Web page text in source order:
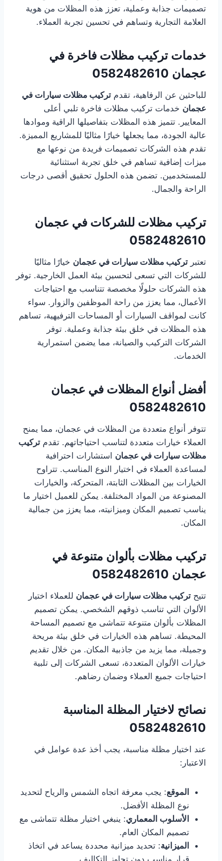
تصميمات جذابة وعملية، تعزز هذه المظلات من هوية
العلامة التجارية وتساهم في تحسين تجربة العملاء.
خدمات تركيب مظلات فاخرة في
عجمان 0582482610
للباحثين عن الرفاهية، تقدم تركيب مظلات سيارات في
عجمان خدمات تركيب مظلات فاخرة تلبي أعلى
المعايير. تتميز هذه المظلات بتفاصيلها الراقية وموادها
عالية الجودة، مما يجعلها خيارًا مثاليًا للمشاريع المميزة.
تقدم هذه الشركات تصميمات فريدة من نوعها مع
ميزات إضافية تساهم في خلق تجربة استثنائية
للمستخدمين. تضمن هذه الحلول تحقيق أقصى درجات
الراحة والجمال.
تركيب مظلات للشركات في عجمان
0582482610
تعتبر تركيب مظلات سيارات في عجمان خيارًا مثاليًا
للشركات التي تسعى لتحسين بيئة العمل الخارجية. توفر
هذه الشركات حلولًا مخصصة تتناسب مع احتياجات
الأعمال، مما يعزز من راحة الموظفين والزوار. سواء
كانت لمواقف السيارات أو المساحات الترفيهية، تساهم
هذه المظلات في خلق بيئة جذابة وعملية. توفر
الشركات التركيب والصيانة، مما يضمن استمرارية
الخدمات.
أفضل أنواع المظلات في عجمان
0582482610
تتوفر أنواع متعددة من المظلات في عجمان، مما يمنح
العملاء خيارات متعددة لتناسب احتياجاتهم. تقدم تركيب
مظلات سيارات في عجمان استشارات احترافية
لمساعدة العملاء في اختيار النوع المناسب. تتراوح
الخيارات بين المظلات الثابتة، المتحركة، والخيارات
المصنوعة من المواد المختلفة. يمكن للعميل اختيار ما
يناسب تصميم المكان وميزانيته، مما يعزز من جمالية
المكان.
تركيب مظلات بألوان متنوعة في
عجمان 0582482610
تتيح تركيب مظلات سيارات في عجمان للعملاء اختيار
الألوان التي تناسب ذوقهم الشخصي. يمكن تصميم
المظلات بألوان متنوعة تتماشى مع تصميم المساحة
المحيطة. تساهم هذه الخيارات في خلق بيئة مريحة
وجميلة، مما يزيد من جاذبية المكان. من خلال تقديم
خيارات الألوان المتعددة، تسعى الشركات إلى تلبية
احتياجات جميع العملاء وضمان رضاهم.
نصائح لاختيار المظلة المناسبة
0582482610
عند اختيار مظلة مناسبة، يجب أخذ عدة عوامل في
الاعتبار:
الموقع: يجب معرفة اتجاه الشمس والرياح لتحديد
نوع المظلة الأفضل.
الأسلوب المعماري: ينبغي اختيار مظلة تتماشى مع
تصميم المكان العام.
الميزانية: تحديد ميزانية محددة يساعد في اتخاذ
قرار مناسب دون تجاوز التكاليف.